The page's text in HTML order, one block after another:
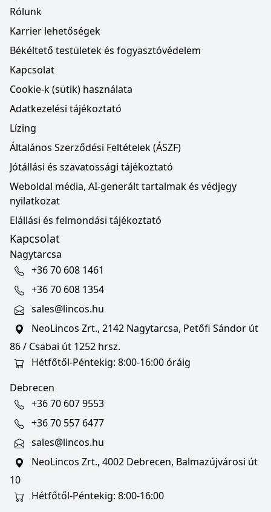
Rólunk
Karrier lehetőségek
Békéltető testületek és fogyasztóvédelem
Kapcsolat
Cookie-k (sütik) használata
Adatkezelési tájékoztató
Lízing
Általános Szerződési Feltételek (ÁSZF)
Jótállási és szavatossági tájékoztató
Weboldal média, AI-generált tartalmak és védjegy
nyilatkozat
Elállási és felmondási tájékoztató
Kapcsolat
Nagytarcsa
+36 70 608 1461
+36 70 608 1354
sales@lincos.hu
NeoLincos Zrt., 2142 Nagytarcsa, Petőfi Sándor út
86 / Csabai út 1252 hrsz.
Hétfőtől-Péntekig: 8:00-16:00 óráig
Debrecen
+36 70 607 9553
+36 70 557 6477
sales@lincos.hu
NeoLincos Zrt., 4002 Debrecen, Balmazújvárosi út
10
Hétfőtől-Péntekig: 8:00-16:00